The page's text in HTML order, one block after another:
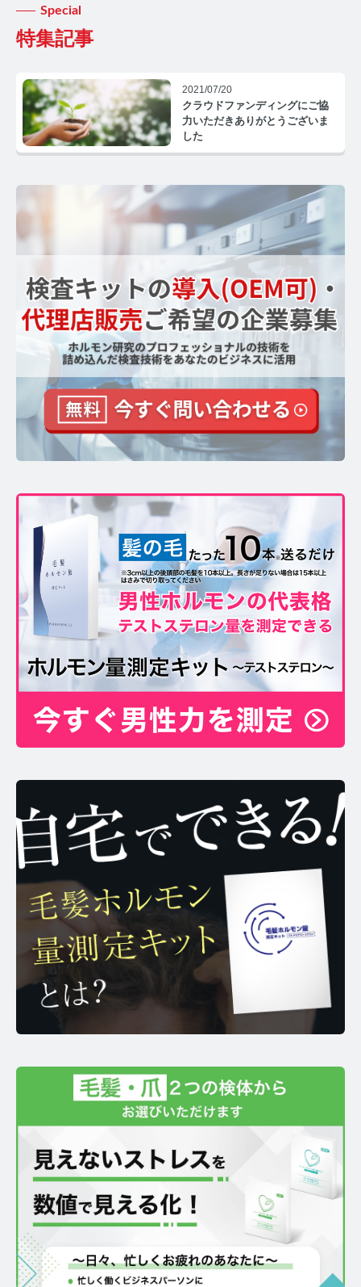
毛髪・爪ホルモン量測定キットについて知りたい方
【薄毛リスクチェック】毛髪ホルモン量測定キットの
ご紹介
【男性力を可視化】毛髪ホルモン量測定キットのご紹
【ストレスを見える化】毛髪・爪ホルモン量検査キッ
毛髪ホルモン量測定キット導入クリニックのインタビ
ュー
よくあるご質問 TOP
医療機関・報道関係者の方へ
【医療機関向け】毛髪検査技術の資料ダウンロード
【一般・報道関係者向け】毛髪検査技術の資料ダウン
ロード
ホルモン測定技術のご活用についてご案内
運営者情報
お問い合わせ
プライバシーポリシー サイトマップ
特集記事
Special
2021/07/20
クラウドファンディングにご協
力いただきありがとうございま
した